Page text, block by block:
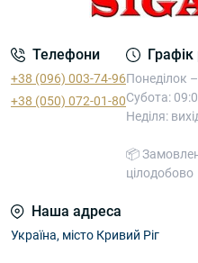
Телефони
+38 (096) 003-74-96
+38 (050) 072-01-80
Понеділок
Субота:
Неділя:
📦
цілодобово
Наша адреса
Україна, місто Кривий Ріг